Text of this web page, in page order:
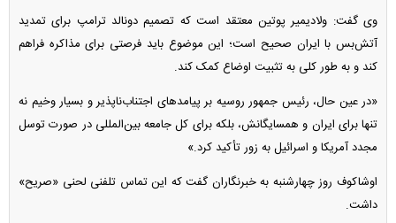
وی گفت: ولادیمیر پوتین معتقد است که تصمیم دونالد ترامپ برای تمدید
آتش‌بس با ایران صحیح است؛ این موضوع باید فرصتی برای مذاکره فراهم
کند و به طور کلی به تثبیت اوضاع کمک کند.
«در عین حال، رئیس جمهور روسیه بر پیامد‌های اجتناب‌ناپذیر و بسیار وخیم نه
تنها برای ایران و همسایگانش، بلکه برای کل جامعه بین‌المللی در صورت توسل
مجدد آمریکا و اسرائیل به زور تأکید کرد.»
اوشاکوف روز چهارشنبه به خبرنگاران گفت که این تماس تلفنی لحنی «صریح»
داشت.